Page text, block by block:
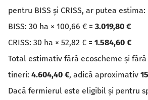
pentru BISS și CRISS, ar putea estima:
BISS: 30 ha × 100,66 € = 3.019,80 €
CRISS: 30 ha × 52,82 € = 1.584,60 €
Total estimativ fără ecoscheme și
tineri: 4.604,40 €, adică aproximativ
Dacă fermierul este eligibil și pentru